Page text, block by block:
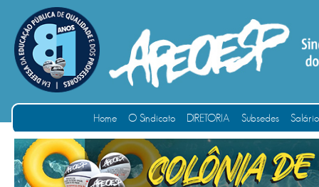
Home O Sindicato DIRETORIA Subsedes